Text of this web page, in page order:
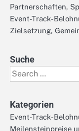
Partnerschaften,
Event-Track-
Zielsetzung,
Suche
Search
for:
Kategorien
Event-Track-
Meilensteinpreise